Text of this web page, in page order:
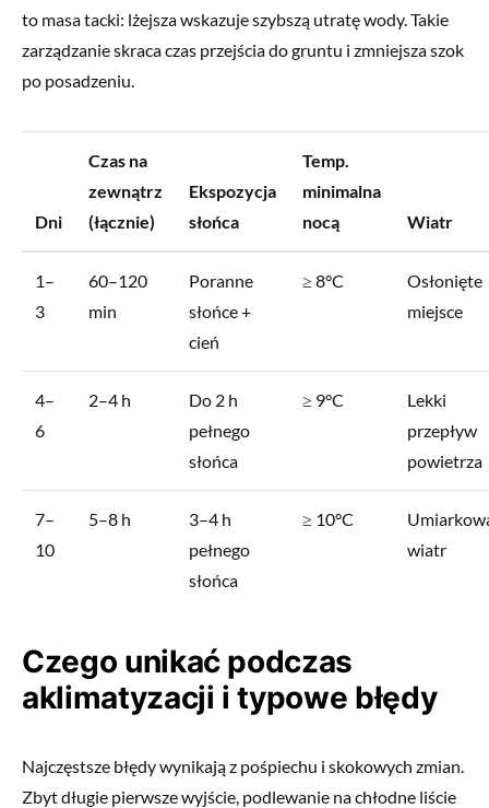
to masa tacki: lżejsza wskazuje szybszą utratę wody. Takie
zarządzanie skraca czas przejścia do gruntu i zmniejsza szok
po posadzeniu.
Dni
Czas na
zewnątrz
(łącznie)
Ekspozycja
słońca
Temp.
minimalna
nocą
Wiatr
1–
3
60–120
min
Poranne
słońce +
cień
≥ 8°C
Osłonięte
miejsce
4–
6
2–4 h
Do 2 h
pełnego
słońca
≥ 9°C
Lekki
przepływ
powietrza
7–
10
5–8 h
3–4 h
pełnego
słońca
≥ 10°C
wiatr
Czego unikać podczas
aklimatyzacji i typowe błędy
Najczęstsze błędy wynikają z pośpiechu i skokowych zmian.
Zbyt długie pierwsze wyjście, podlewanie na chłodne liście